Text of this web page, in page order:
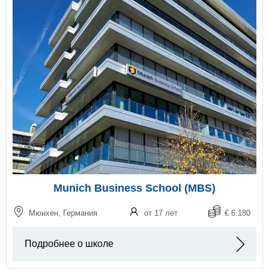
Munich Business School (MBS)
Мюнхен, Германия от 17 лет € 6.180
Подробнее о школе